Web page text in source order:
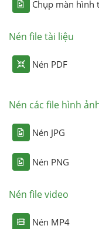
Chụp màn hình
Nén file tài liệu
Nén PDF
Nén các file hình
Nén JPG
Nén PNG
Nén file video
Nén MP4